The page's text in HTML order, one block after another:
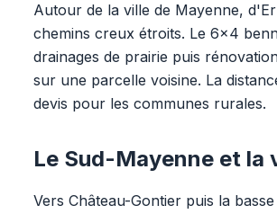
Autour de la ville de Mayenne,
chemins creux étroits. Le 6x4
drainages de prairie puis
sur une parcelle voisine. La
devis pour les communes rurales.
Le Sud-Mayenne et la
Vers Château-Gontier puis la